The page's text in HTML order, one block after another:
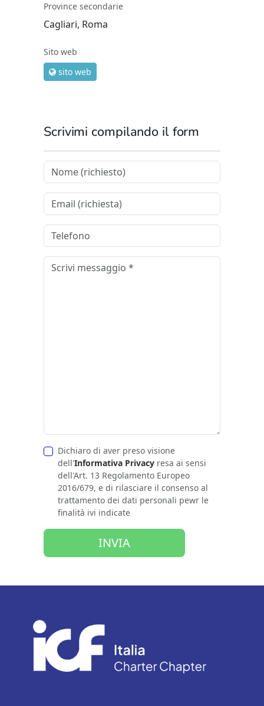
Province secondarie
Cagliari, Roma
Sito web
sito web
Scrivimi compilando il form
Dichiaro di aver preso visione
dell'Informativa Privacy resa ai sensi
dell'Art. 13 Regolamento Europeo
2016/679, e di rilasciare il consenso al
trattamento dei dati personali pewr le
finalità ivi indicate
INVIA